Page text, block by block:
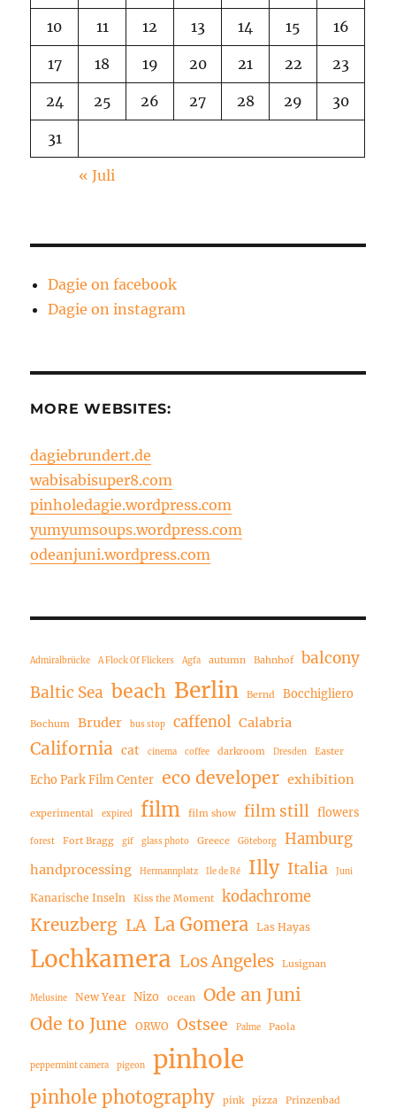
10 11 12 13 14 15 16
17 18 19 20 21 22 23
24 25 26 27 28 29 30
31
« Juli
Dagie on facebook
Dagie on instagram
MORE WEBSITES:
dagiebrundert.de
wabisabisuper8.com
pinholedagie.wordpress.com
yumyumsoups.wordpress.com
odeanjuni.wordpress.com
Admiralbrücke A Flock Of Flickers Agfa autumn Bahnhof
balcony
Baltic Sea beach Berlin Bernd Bocchigliero
Bochum Bruder bus stop caffenol Calabria
California cat cinema coffee darkroom Dresden Easter
Echo Park Film Center eco developer exhibition
experimental expired film film show film still flowers
forest Fort Bragg gif glass photo Greece Göteborg Hamburg
handprocessing Hermannplatz Ile de Ré Illy Italia Juni
Kanarische Inseln Kiss the Moment kodachrome
Kreuzberg LA La Gomera Las Hayas
Lochkamera Los Angeles Lusignan
Melusine New Year Nizo ocean
Ode an Juni
Ode to June
ORWO Ostsee Palme Paola
peppermint camera pigeon pinhole
pinhole photography pink pizza Prinzenbad